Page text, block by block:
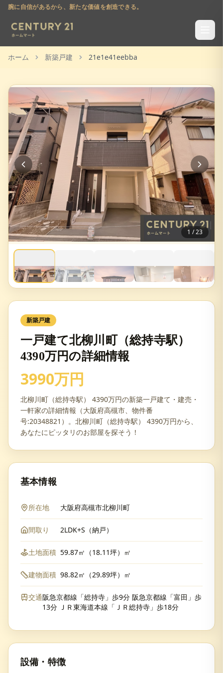
腕に自信があるから、新たな価値を創造できる。
ホーム 新築戸建 21e1e41eebba
1 /23
新築戸建
一戸建て北柳川町（総持寺駅）
4390万円の詳細情報
3990万円
北柳川町（総持寺駅） 4390万円の新築一戸建て・建売・
一軒家の詳細情報（大阪府高槻市、物件番
号:20348821）。北柳川町（総持寺駅） 4390万円から、
あなたにピッタリのお部屋を探そう！
基本情報
所在地 大阪府高槻市北柳川町
間取り 2LDK+S（納戸）
土地面積 59.87㎡（18.11坪）㎡
建物面積 98.82㎡（29.89坪）㎡
交通阪急京都線「総持寺」歩9分 阪急京都線「富田」歩
13分 ＪＲ東海道本線「ＪＲ総持寺」歩18分
設備・特徴